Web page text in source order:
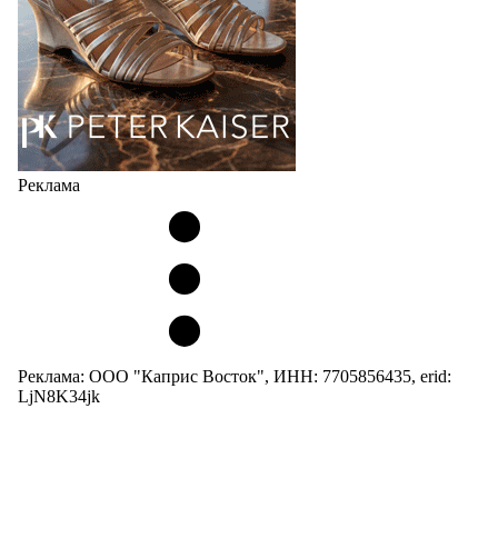
Реклама
Реклама: ООО "Каприс Восток", ИНН: 7705856435, erid:
LjN8K34jk